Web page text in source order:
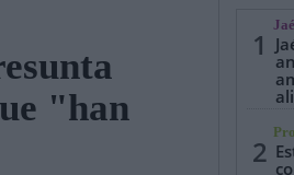
Opinión Cultura Jaén,
"han
1
2